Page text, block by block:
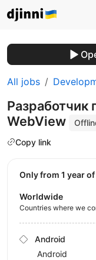
All jobs
Разработчик
WebView
Copy link
Only from 1 year
Worldwide
Countries where we
Android
Android